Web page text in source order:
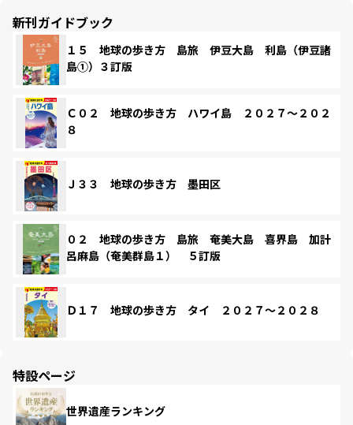
新刊ガイドブック
１５ 地球の歩き方 島旅 伊豆大島 利島（伊豆諸
島①）３訂版
Ｃ０２ 地球の歩き方 ハワイ島 ２０２７～２０２
８
Ｊ３３ 地球の歩き方 墨田区
０２ 地球の歩き方 島旅 奄美大島 喜界島 加計
呂麻島（奄美群島１） ５訂版
Ｄ１７ 地球の歩き方 タイ ２０２７～２０２８
特設ページ
世界遺産ランキング